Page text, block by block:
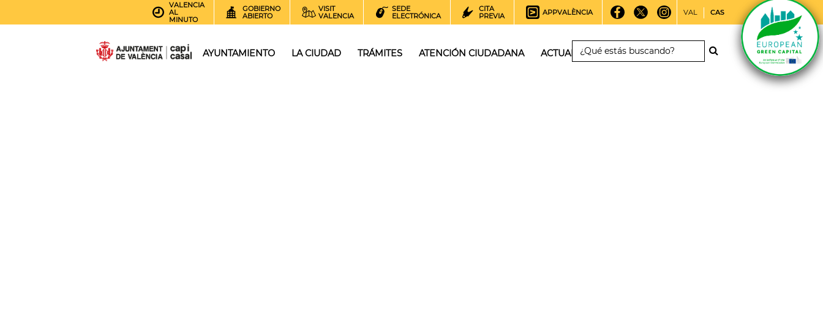
VALENCIA
AL
MINUTO
GOBIERNO
ABIERTO
VISIT
VALENCIA
SEDE
ELECTRÓNICA
CITA
PREVIA
APPVALÈNCIA VAL CAS
AYUNTAMIENTO LA CIUDAD TRÁMITES ATENCIÓN CIUDADANA ACTUALIDAD